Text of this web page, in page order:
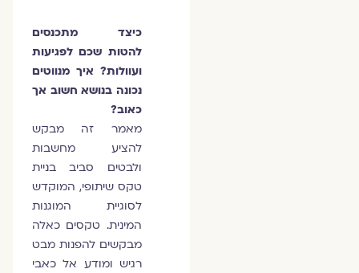
כיצד מתכנסים
להטות שכם לפגיעות
ועוולות? איך מנווטים
נכונה בנושא חשוב אך
כאוב?
מאמר זה מבקש
להציע מחשבות
ולבטים סביב בניית
טקס שיתופי, המוקדש
לסוגיית המוגנות
המינית. טקסים כאלה
מבקשים להפנות מבט
רגיש ומודע אל כאבי